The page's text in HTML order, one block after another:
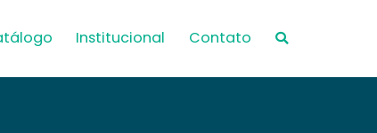
Institucional Contato